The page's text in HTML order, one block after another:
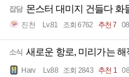
잡담 몬스터 대미지 건들다 화
진천 Lv.81 조회 6762 추천 7
소식 새로운 항로, 미리가는 해
Harv Lv.88 조회 2843 추천 1